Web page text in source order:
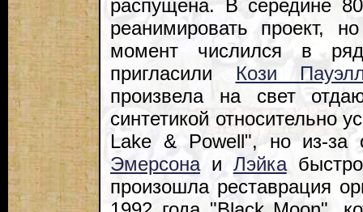
распущена. В середине
реанимировать проект,
момент числился в
пригласили Кози
произвела на свет
синтетикой относительно
Lake & Powell", но из-за
Эмерсонаи Лэйка
произошла реставрация